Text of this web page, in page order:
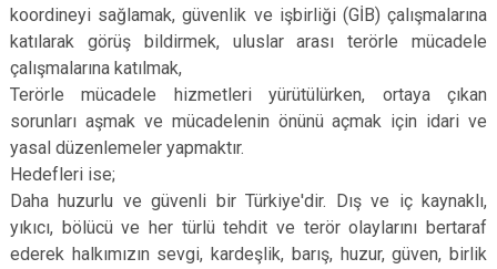
koordineyi sağlamak, güvenlik ve işbirliği (GİB) çalışmalarına
katılarak görüş bildirmek, uluslar arası terörle mücadele
çalışmalarına katılmak,
Terörle mücadele hizmetleri yürütülürken, ortaya çıkan
sorunları aşmak ve mücadelenin önünü açmak için idari ve
yasal düzenlemeler yapmaktır.
Hedefleri ise;
Daha huzurlu ve güvenli bir Türkiye'dir. Dış ve iç kaynaklı,
yıkıcı, bölücü ve her türlü tehdit ve terör olaylarını bertaraf
ederek halkımızın sevgi, kardeşlik, barış, huzur, güven, birlik